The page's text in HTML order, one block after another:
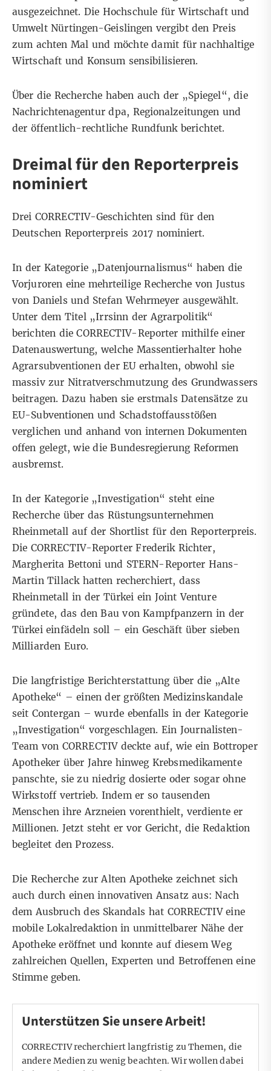
ausgezeichnet. Die Hochschule für Wirtschaft und
Umwelt Nürtingen-Geislingen vergibt den Preis
zum achten Mal und möchte damit für nachhaltige
Wirtschaft und Konsum sensibilisieren.
Über die Recherche haben auch der „Spiegel“, die
Nachrichtenagentur dpa, Regionalzeitungen und
der öffentlich-rechtliche Rundfunk berichtet.
Dreimal für den Reporterpreis
nominiert
Drei CORRECTIV-Geschichten sind für den
Deutschen Reporterpreis 2017 nominiert.
In der Kategorie „Datenjournalismus“ haben die
Vorjuroren eine mehrteilige Recherche von Justus
von Daniels und Stefan Wehrmeyer ausgewählt.
Unter dem Titel „Irrsinn der Agrarpolitik“
berichten die CORRECTIV-Reporter mithilfe einer
Datenauswertung, welche Massentierhalter hohe
Agrarsubventionen der EU erhalten, obwohl sie
massiv zur Nitratverschmutzung des Grundwassers
beitragen. Dazu haben sie erstmals Datensätze zu
EU-Subventionen und Schadstoffausstößen
verglichen und anhand von internen Dokumenten
offen gelegt, wie die Bundesregierung Reformen
ausbremst.
In der Kategorie „Investigation“ steht eine
Recherche über das Rüstungsunternehmen
Rheinmetall auf der Shortlist für den Reporterpreis.
Die CORRECTIV-Reporter Frederik Richter,
Margherita Bettoni und STERN-Reporter Hans-
Martin Tillack hatten recherchiert, dass
Rheinmetall in der Türkei ein Joint Venture
gründete, das den Bau von Kampfpanzern in der
Türkei einfädeln soll – ein Geschäft über sieben
Milliarden Euro.
Die langfristige Berichterstattung über die „Alte
Apotheke“ – einen der größten Medizinskandale
seit Contergan – wurde ebenfalls in der Kategorie
„Investigation“ vorgeschlagen. Ein Journalisten-
Team von CORRECTIV deckte auf, wie ein Bottroper
Apotheker über Jahre hinweg Krebsmedikamente
panschte, sie zu niedrig dosierte oder sogar ohne
Wirkstoff vertrieb. Indem er so tausenden
Menschen ihre Arzneien vorenthielt, verdiente er
Millionen. Jetzt steht er vor Gericht, die Redaktion
begleitet den Prozess.
Die Recherche zur Alten Apotheke zeichnet sich
auch durch einen innovativen Ansatz aus: Nach
dem Ausbruch des Skandals hat CORRECTIV eine
mobile Lokalredaktion in unmittelbarer Nähe der
Apotheke eröffnet und konnte auf diesem Weg
zahlreichen Quellen, Experten und Betroffenen eine
Stimme geben.
Unterstützen Sie unsere Arbeit!
CORRECTIV recherchiert langfristig zu Themen, die
andere Medien zu wenig beachten. Wir wollen dabei